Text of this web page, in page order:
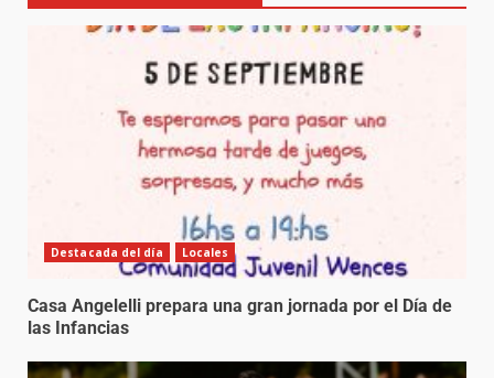
Destacada del día Locales
Casa Angelelli prepara una gran jornada por el Día de
las Infancias